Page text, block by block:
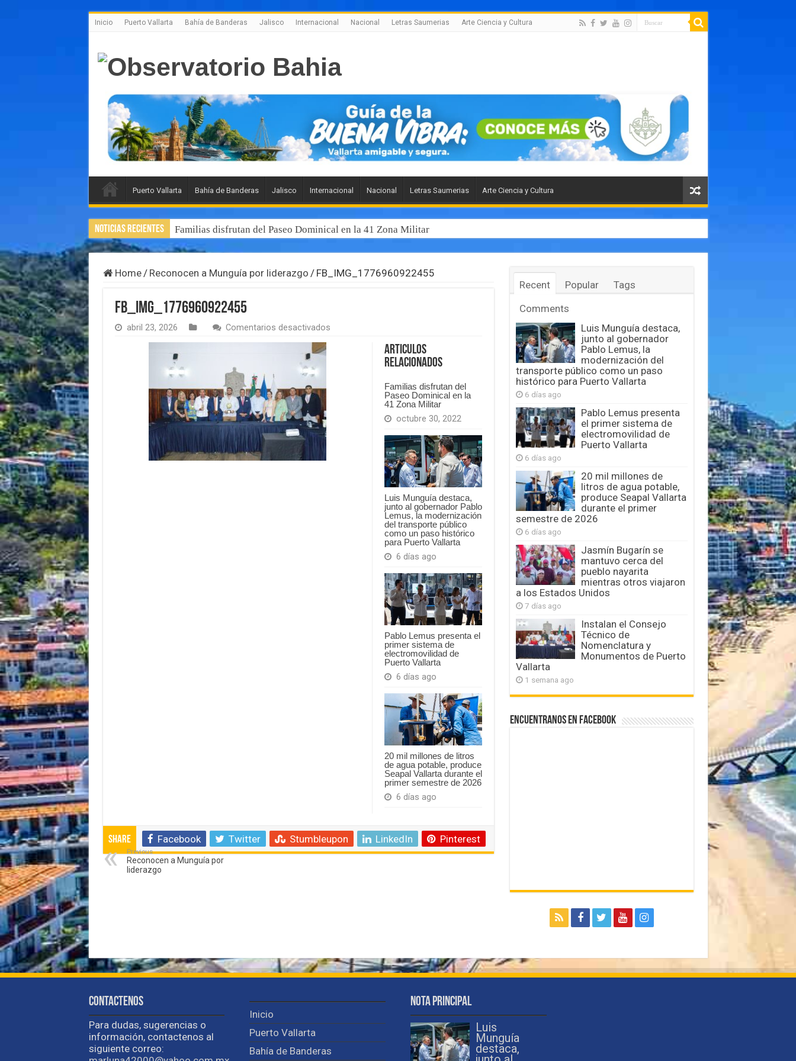
Inicio Puerto Vallarta Bahía de Banderas Jalisco Internacional Nacional Letras Saumerias Arte Ciencia y Cultura
Puerto Vallarta Bahía de Banderas Jalisco Internacional Nacional Letras Saumerias Arte Ciencia y Cultura
Noticias Recientes Familias disfrutan del Paseo Dominical en la 41 Zona Militar
Home/ Reconocen a Munguía por liderazgo / FB_IMG_1776960922455
FB_IMG_1776960922455
abril 23, 2026 Comentarios desactivadosen
Articulos
Relacionados
Familias disfrutan del
Paseo Dominical en la
41 Zona Militar
octubre 30, 2022
Luis Munguía destaca,
junto al gobernador Pablo
Lemus, la modernización
del transporte público
como un paso histórico
para Puerto Vallarta
6 días ago
Pablo Lemus presenta el
primer sistema de
electromovilidad de
Puerto Vallarta
6 días ago
20 mil millones de litros
de agua potable, produce
Seapal Vallarta durante el
primer semestre de 2026
6 días ago
Share Facebook Twitter Stumbleupon LinkedIn Pinterest
Previous
Reconocen a Munguía por
liderazgo
Recent Popular
Tags
Comments
Luis Munguía destaca,
junto al gobernador
Pablo Lemus, la
modernización del
transporte público como un paso
histórico para Puerto Vallarta
6 días ago
Pablo Lemus presenta
el primer sistema de
electromovilidad de
Puerto Vallarta
6 días ago
20 mil millones de
litros de agua potable,
produce Seapal Vallarta
durante el primer
semestre de 2026
6 días ago
Jasmín Bugarín se
mantuvo cerca del
pueblo nayarita
mientras otros viajaron
a los Estados Unidos
7 días ago
Instalan el Consejo
Técnico de
Nomenclatura y
Monumentos de Puerto
Vallarta
1 semana ago
Encuentranos en Facebook
Contactenos
Para dudas, sugerencias o
información, contactenos al
siguiente correo:
Inicio
Puerto Vallarta
Bahía de Banderas
Nota Principal
Luis
Munguía
destaca,